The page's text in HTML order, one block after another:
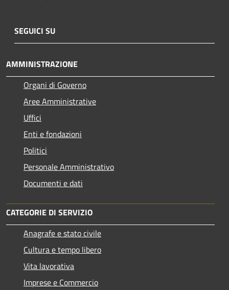
SEGUICI SU
AMMINISTRAZIONE
Organi di Governo
Aree Amministrative
Uffici
Enti e fondazioni
Politici
Personale Amministrativo
Documenti e dati
CATEGORIE DI SERVIZIO
Anagrafe e stato civile
Cultura e tempo libero
Vita lavorativa
Imprese e Commercio